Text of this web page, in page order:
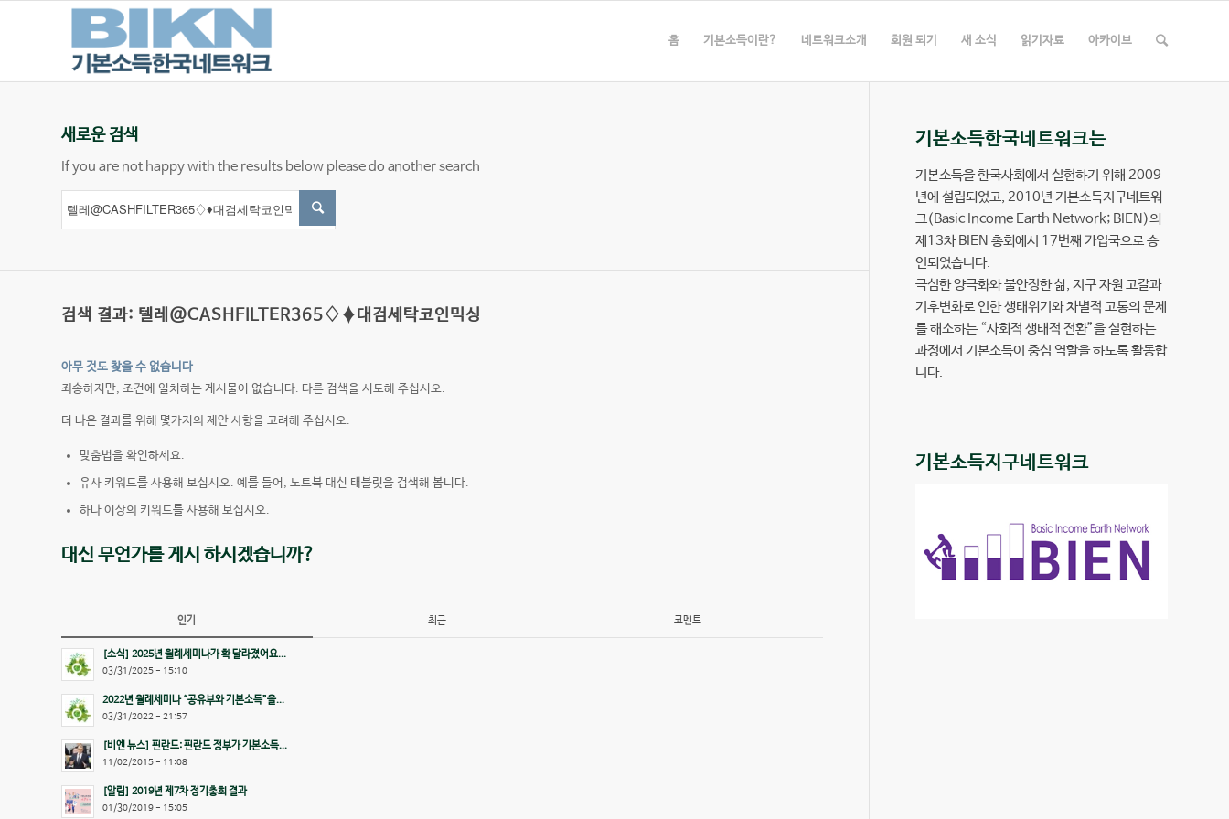
홈 기본소득이란? 네트워크소개 회원 되기 새 소식 읽기자료 아카이브
새로운 검색
If you are not happy with the results below please do another search
검색 결과: 텔레@CASHFILTER365♢♦대검세탁코인믹싱
아무 것도 찾을 수 없습니다
죄송하지만, 조건에 일치하는 게시물이 없습니다. 다른 검색을 시도해 주십시오.
더 나은 결과를 위해 몇가지의 제안 사항을 고려해 주십시오.
맞춤법을 확인하세요.
유사 키워드를 사용해 보십시오. 예를 들어, 노트북 대신 태블릿을 검색해 봅니다.
하나 이상의 키워드를 사용해 보십시오.
대신 무언가를 게시 하시겠습니까?
인기 최근 코멘트
[소식] 2025년 월례세미나가 확 달라졌어요...
03/31/2025 - 15:10
2022년 월례세미나 “공유부와 기본소득”을...
03/31/2022 - 21:57
[비엔 뉴스] 핀란드: 핀란드 정부가 기본소득...
11/02/2015 - 11:08
[알림] 2019년 제7차 정기총회 결과
01/30/2019 - 15:05
기본소득한국네트워크는
기본소득을 한국사회에서 실현하기 위해 2009
년에 설립되었고, 2010년 기본소득지구네트워
크(Basic Income Earth Network; BIEN)의
제13차 BIEN 총회에서 17번째 가입국으로 승
인되었습니다.
극심한 양극화와 불안정한 삶, 지구 자원 고갈과
기후변화로 인한 생태위기와 차별적 고통의 문제
를 해소하는 “사회적 생태적 전환”을 실현하는
과정에서 기본소득이 중심 역할을 하도록 활동합
니다.
기본소득지구네트워크